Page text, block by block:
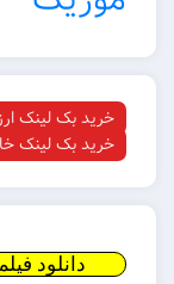
بک لینک ارزان
بک لینک خارجی
دانلود فیلم ایرانی